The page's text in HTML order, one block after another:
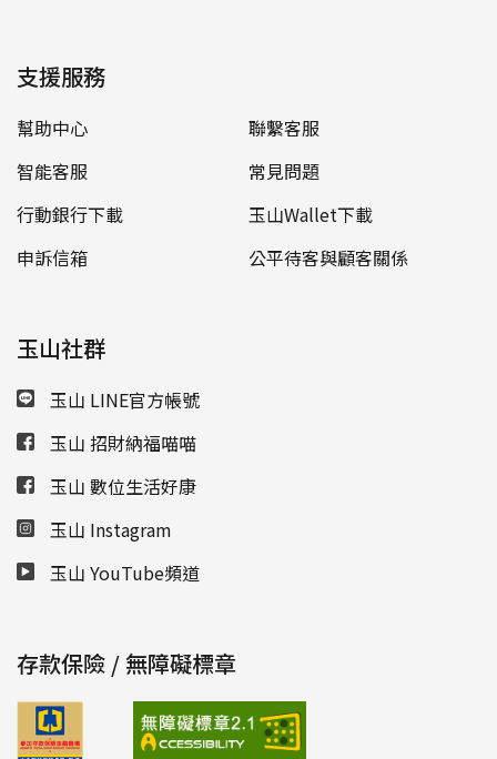
支援服務
幫助中心
聯繫客服
智能客服
常見問題
行動銀行下載
玉山Wallet下載
申訴信箱
公平待客與顧客關係
玉山社群
玉山 LINE官方帳號
玉山 招財納福喵喵
玉山 數位生活好康
玉山 Instagram
玉山 YouTube頻道
存款保險 / 無障礙標章